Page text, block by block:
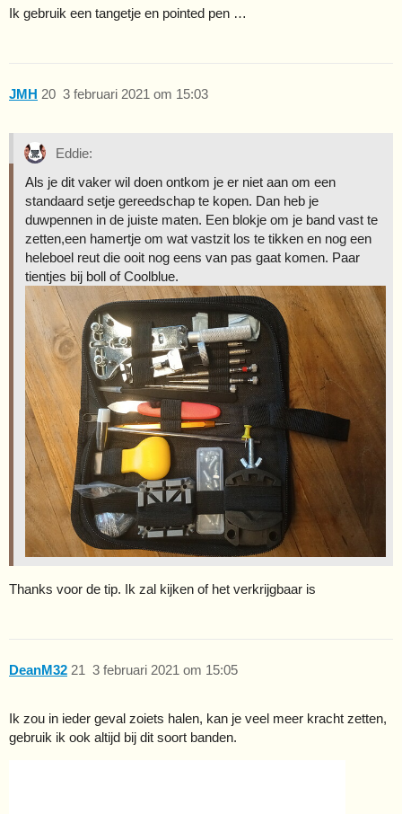
Ik gebruik een tangetje en pointed pen …
JMH 3 februari 2021 om 15:03
20
Eddie:
Als je dit vaker wil doen ontkom je er niet aan om een
standaard setje gereedschap te kopen. Dan heb je
duwpennen in de juiste maten. Een blokje om je band vast te
zetten,een hamertje om wat vastzit los te tikken en nog een
heleboel reut die ooit nog eens van pas gaat komen. Paar
tientjes bij boll of Coolblue.
Thanks voor de tip. Ik zal kijken of het verkrijgbaar is
DeanM32 3 februari 2021 om 15:05
21
Ik zou in ieder geval zoiets halen, kan je veel meer kracht zetten,
gebruik ik ook altijd bij dit soort banden.